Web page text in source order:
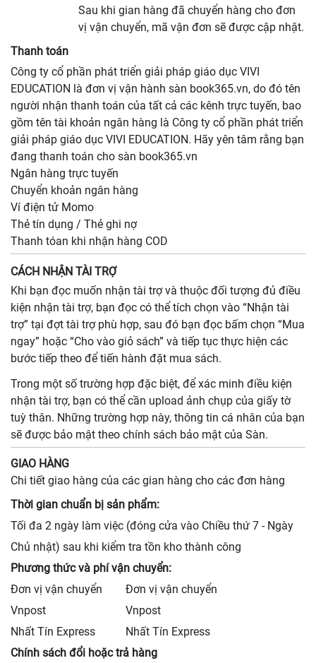
Sau khi gian hàng đã chuyển hàng cho đơn
vị vận chuyển, mã vận đơn sẽ được cập nhật.
Thanh toán
Công ty cổ phần phát triển giải pháp giáo dục VIVI
EDUCATION là đơn vị vận hành sàn book365.vn, do đó tên
người nhận thanh toán của tất cả các kênh trực tuyến, bao
gồm tên tài khoản ngân hàng là Công ty cổ phần phát triển
giải pháp giáo dục VIVI EDUCATION. Hãy yên tâm rằng bạn
đang thanh toán cho sàn book365.vn
Ngân hàng trực tuyến
Chuyển khoản ngân hàng
Ví điện tử Momo
Thẻ tín dụng / Thẻ ghi nợ
Thanh tóan khi nhận hàng COD
CÁCH NHẬN TÀI TRỢ
Khi bạn đọc muốn nhận tài trợ và thuộc đối tượng đủ điều
kiện nhận tài trợ, bạn đọc có thể tích chọn vào “Nhận tài
trợ” tại đợt tài trợ phù hợp, sau đó bạn đọc bấm chọn “Mua
ngay” hoặc “Cho vào giỏ sách” và tiếp tục thực hiện các
bước tiếp theo để tiến hành đặt mua sách.
Trong một số trường hợp đặc biệt, để xác minh điều kiện
nhận tài trợ, bạn có thể cần upload ảnh chụp của giấy tờ
tuỳ thân. Những trường hợp này, thông tin cá nhân của bạn
sẽ được bảo mật theo chính sách bảo mật của Sàn.
GIAO HÀNG
Chi tiết giao hàng của các gian hàng cho các đơn hàng
Thời gian chuẩn bị sản phẩm:
Tối đa 2 ngày làm việc (đóng cửa vào Chiều thứ 7 - Ngày
Chủ nhật) sau khi kiểm tra tồn kho thành công
Phương thức và phí vận chuyển:
Đơn vị vận chuyển
Vnpost
Nhất Tín Express
Đơn vị vận chuyển
Vnpost
Nhất Tín Express
Chính sách đổi hoặc trả hàng